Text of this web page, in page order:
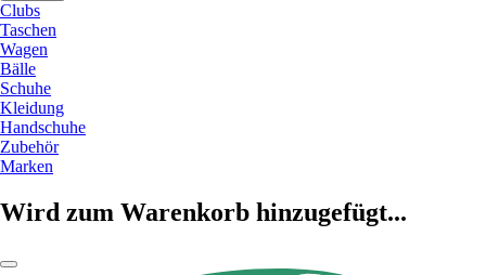
Clubs
Taschen
Wagen
Bälle
Schuhe
Kleidung
Handschuhe
Zubehör
Marken
Wird zum Warenkorb hinzugefügt...